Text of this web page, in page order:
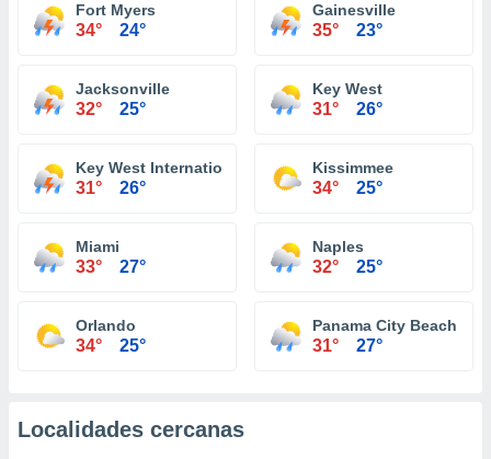
Fort Myers
34° 24°
Gainesville
35° 23°
Jacksonville
32° 25°
Key West
31° 26°
Key West International Airport
31° 26°
Kissimmee
34° 25°
Miami
33° 27°
Naples
32° 25°
Orlando
34° 25°
Panama City Beach
31° 27°
Localidades cercanas